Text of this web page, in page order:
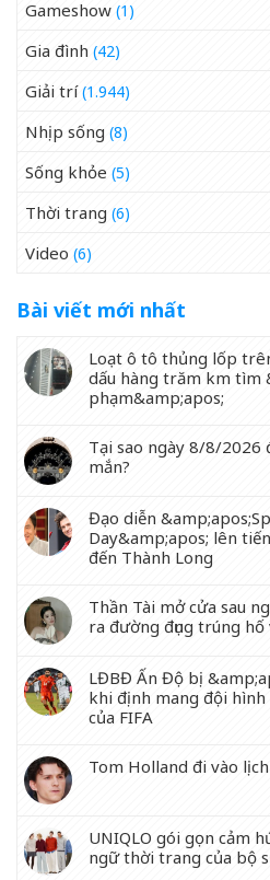
Gameshow (1)
Gia đình (42)
Giải trí(1.944)
Nhịp sống (8)
Sống khỏe (5)
Thời trang (6)
Video (6)
Bài viết mới nhất
Loạt ô tô thủng lốp
dấu hàng trăm km tìm
phạm&amp;apos;
Tại sao ngày 8/8/2026
mắn?
Đạo diễn
Day&amp;apos; lên
đến Thành Long
Thần Tài mở cửa sau
ra đường đụng trúng
LĐBĐ Ấn Độ bị
khi định mang đội
của FIFA
Tom Holland đi vào
UNIQLO gói gọn cảm
ngữ thời trang của bộ